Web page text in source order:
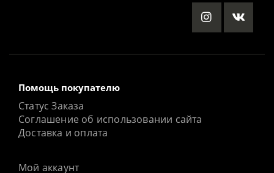
Помощь покупателю
Статус Заказа
Соглашение об использовании сайта
Доставка и оплата
Мой аккаунт